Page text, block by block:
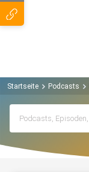
Startseite Podcasts